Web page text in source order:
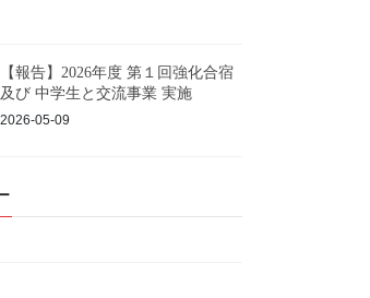
【報告】2026年度 第１回強化合宿
及び 中学生と交流事業 実施
2026-05-09